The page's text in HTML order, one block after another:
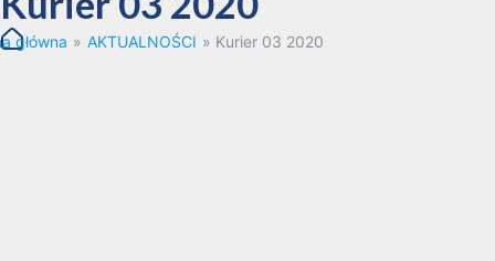
główna » AKTUALNOŚCI » Kurier 03 2020